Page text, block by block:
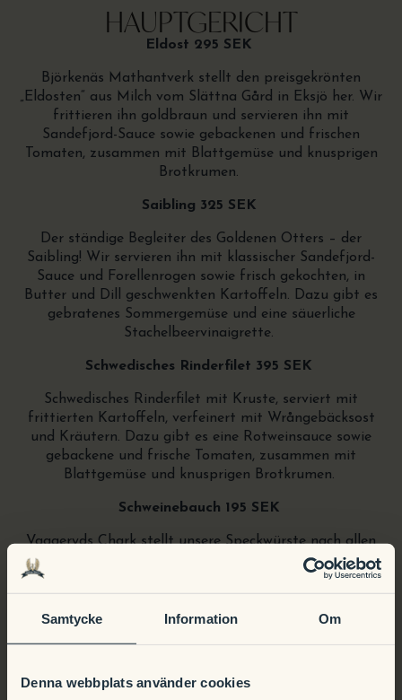
Samtycke Information Om
Denna webbplats använder cookies
HAUPTGERICHT
Eldost 295 SEK
Björkenäs Mathantverk stellt den preisgekrönten
„Eldosten“ aus Milch vom Slättna Gård in Eksjö her. Wir
frittieren ihn goldbraun und servieren ihn mit
Sandefjord-Sauce sowie gebackenen und frischen
Tomaten, zusammen mit Blattgemüse und knusprigen
Brotkrumen.
Saibling 325 SEK
Der ständige Begleiter des Goldenen Otters – der
Saibling! Wir servieren ihn mit klassischer Sandefjord-
Sauce und Forellenrogen sowie frisch gekochten, in
Butter und Dill geschwenkten Kartoffeln. Dazu gibt es
gebratenes Sommergemüse und eine säuerliche
Stachelbeervinaigrette.
Schwedisches Rinderfilet 395 SEK
Schwedisches Rinderfilet mit Kruste, serviert mit
frittierten Kartoffeln, verfeinert mit Wrångebäcksost
und Kräutern. Dazu gibt es eine Rotweinsauce sowie
gebackene und frische Tomaten, zusammen mit
Blattgemüse und knusprigen Brotkrumen.
Schweinebauch 195 SEK
Vaggeryds Chark stellt unsere Speckwürste nach allen
Regeln der Kunst her, und sie sind genau so herrlich
säuerlich und rauchig, wie wir sie mögen! Wir servieren
sie ganz klassisch mit Petersilienkartoffeln, eingelegten
Rote Beeten und Senf aus Visingsö